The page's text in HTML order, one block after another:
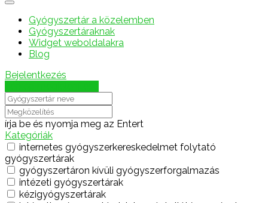
Gyógyszertár a közelemben
Gyógyszertáraknak
Widget weboldalakra
Blog
Bejelentkezés
írja be és nyomja meg az Entert
Kategóriák
internetes gyógyszerkereskedelmet folytató
gyógyszertárak
gyógyszertáron kívüli gyógyszerforgalmazás
intézeti gyógyszertárak
kézigyógyszertárak